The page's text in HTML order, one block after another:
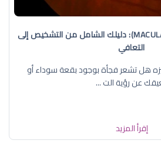
الثقب البقعي (MACULAR HOLE): دليلك الشامل من التشخيص إلى
التعافي
هل تشعر فجأة بوجود بقعة سوداء أو
عن رؤية الت ...
إقرأ المزيد